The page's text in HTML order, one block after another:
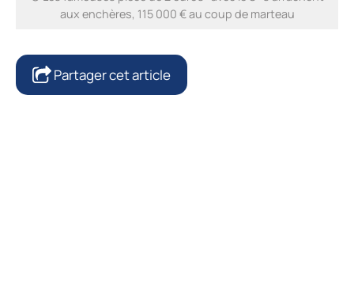
aux enchères, 115 000 € au coup de marteau
Partager cet article